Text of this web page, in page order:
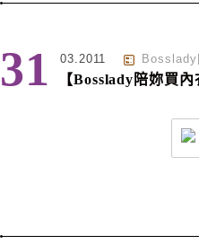
31 03.2011 Bosslady
【Bosslady陪妳買